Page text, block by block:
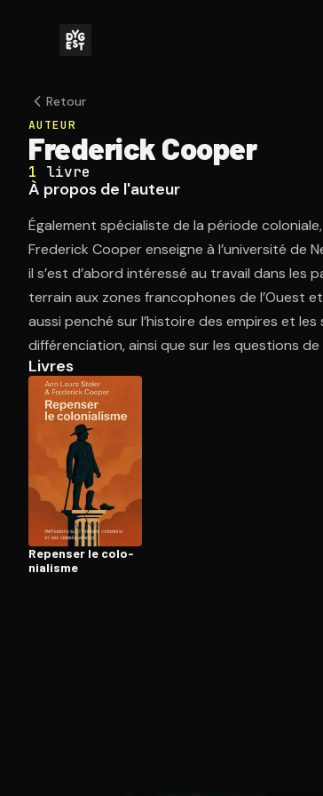
Retour
AUTEUR
Frederick Cooper
1 livre
À propos de l'auteur
Également spécialiste de la période
Frederick Cooper enseigne à l’université de
il s’est d’abord intéressé au travail dans les
terrain aux zones francophones de l’Ouest
aussi penché sur l’histoire des empires et
différenciation, ainsi que sur les questions
Livres
Repenser le co­lo­
nia­lisme